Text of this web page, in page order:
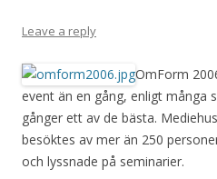
Leave a reply
OmForm
event än en gång, enligt många
gånger ett av de bästa.
besöktes av mer än 250
och lyssnade på seminarier.